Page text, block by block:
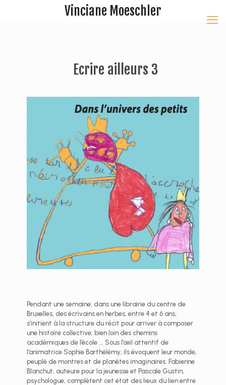
Vinciane Moeschler
Ecrire ailleurs 3
Pendant une semaine, dans une librairie du centre de
Bruxelles, des écrivains en herbes, entre 4 et 6 ans,
s’initient à la structure du récit pour arriver à composer
une histoire collective, bien loin des chemins
académiques de l’école ... Sous l’œil attentif de
l’animatrice Sophie Barthélémy, ils évoquent leur monde,
peuplé de montres et de planètes imaginaires. Fabienne
Blanchut, auteure pour la jeunesse et Pascale Gustin,
psychologue, complètent cet état des lieux du lien entre